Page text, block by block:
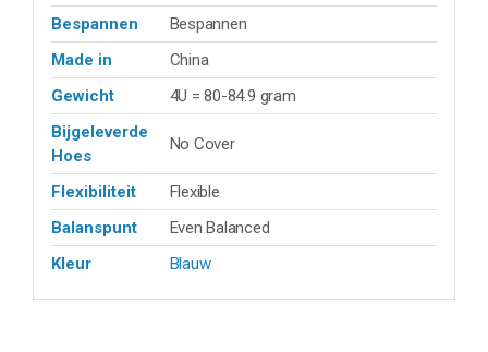
Bespannen
Bespannen
Made in
China
Gewicht
4U = 80-84.9 gram
Bijgeleverde
Hoes
No Cover
Flexibiliteit
Flexible
Balanspunt
Even Balanced
Kleur
Blauw